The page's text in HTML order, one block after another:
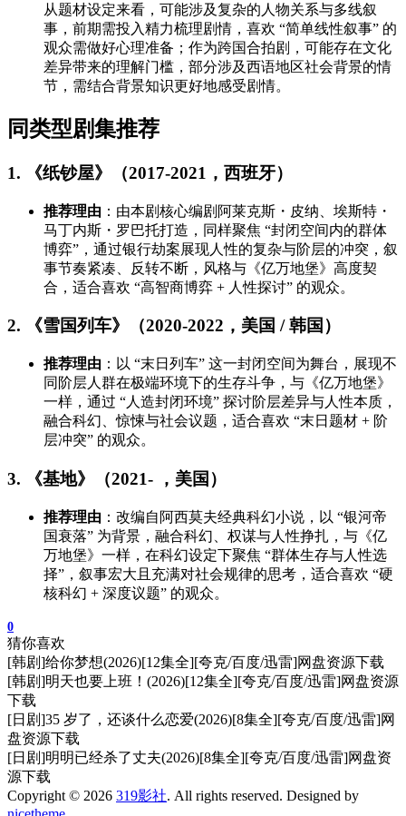
从题材设定来看，可能涉及复杂的人物关系与多线叙
事，前期需投入精力梳理剧情，喜欢 “简单线性叙事” 的
观众需做好心理准备；作为跨国合拍剧，可能存在文化
差异带来的理解门槛，部分涉及西语地区社会背景的情
节，需结合背景知识更好地感受剧情。
同类型剧集推荐
1. 《纸钞屋》（2017-2021，西班牙）
推荐理由 ：由本剧核心编剧阿莱克斯・皮纳、埃斯特・
马丁内斯・罗巴托打造，同样聚焦 “封闭空间内的群体
博弈”，通过银行劫案展现人性的复杂与阶层的冲突，叙
事节奏紧凑、反转不断，风格与《亿万地堡》高度契
合，适合喜欢 “高智商博弈 + 人性探讨” 的观众。
2. 《雪国列车》（2020-2022，美国 / 韩国）
推荐理由 ：以 “末日列车” 这一封闭空间为舞台，展现不
同阶层人群在极端环境下的生存斗争，与《亿万地堡》
一样，通过 “人造封闭环境” 探讨阶层差异与人性本质，
融合科幻、惊悚与社会议题，适合喜欢 “末日题材 + 阶
层冲突” 的观众。
3. 《基地》（2021- ，美国）
推荐理由 ：改编自阿西莫夫经典科幻小说，以 “银河帝
国衰落” 为背景，融合科幻、权谋与人性挣扎，与《亿
万地堡》一样，在科幻设定下聚焦 “群体生存与人性选
择”，叙事宏大且充满对社会规律的思考，适合喜欢 “硬
核科幻 + 深度议题” 的观众。
0
猜你喜欢
[韩剧]给你梦想(2026)[12集全][夸克/百度/迅雷]网盘资源下载
[韩剧]明天也要上班！(2026)[12集全][夸克/百度/迅雷]网盘资源
下载
[日剧]35 岁了，还谈什么恋爱(2026)[8集全][夸克/百度/迅雷]网
盘资源下载
[日剧]明明已经杀了丈夫(2026)[8集全][夸克/百度/迅雷]网盘资
源下载
Copyright © 2026 319影社. All rights reserved. Designed by